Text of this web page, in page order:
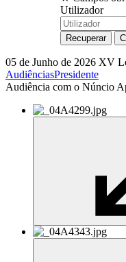
Utilizador
05 de Junho de 2026 XV
AudiênciasPresidente
Audiência com o Núncio